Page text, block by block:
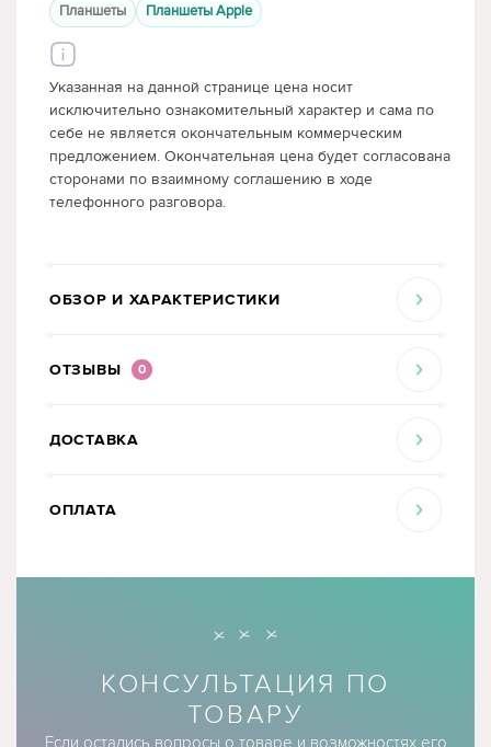
Планшеты Планшеты Apple
Указанная на данной странице цена носит
исключительно ознакомительный характер и сама по
себе не является окончательным коммерческим
предложением. Окончательная цена будет согласована
сторонами по взаимному соглашению в ходе
телефонного разговора.
ОБЗОР И ХАРАКТЕРИСТИКИ
ОТЗЫВЫ 0
ДОСТАВКА
ОПЛАТА
КОНСУЛЬТАЦИЯ ПО
ТОВАРУ
Если остались вопросы о товаре и возможностях его